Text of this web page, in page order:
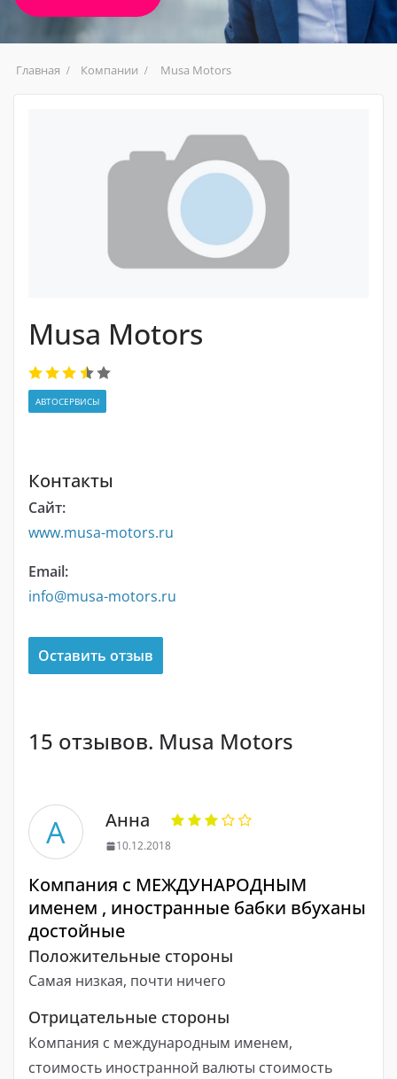
Главная Компании Musa Motors
Musa Motors
АВТОСЕРВИСЫ
Контакты
Сайт:
www.musa-motors.ru
Email:
info@musa-motors.ru
Оставить отзыв
15 отзывов. Musa Motors
А Анна
10.12.2018
Компания с МЕЖДУНАРОДНЫМ
именем , иностранные бабки вбуханы
достойные
Положительные стороны
Самая низкая, почти ничего
Отрицательные стороны
Компания с международным именем,
стоимость иностранной валюты стоимость